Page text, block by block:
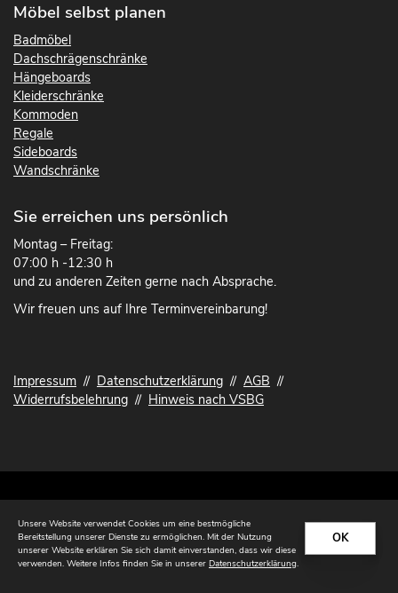
Möbel selbst planen
Badmöbel
Dachschrägenschränke
Hängeboards
Kleiderschränke
Kommoden
Regale
Sideboards
Wandschränke
Sie erreichen uns persönlich
Montag – Freitag:
07:00 h -12:30 h
und zu anderen Zeiten gerne nach Absprache.
Wir freuen uns auf Ihre Terminvereinbarung!
Impressum // Datenschutzerklärung // AGB //
Widerrufsbelehrung // Hinweis nach VSBG
© 2026 Tischlerei Lohse
OK
Unsere Website verwendet Cookies um eine bestmögliche
Bereitstellung unserer Dienste zu ermöglichen. Mit der Nutzung
unserer Website erklären Sie sich damit einverstanden, dass wir diese
verwenden. Weitere Infos finden Sie in unserer Datenschutzerklärung.